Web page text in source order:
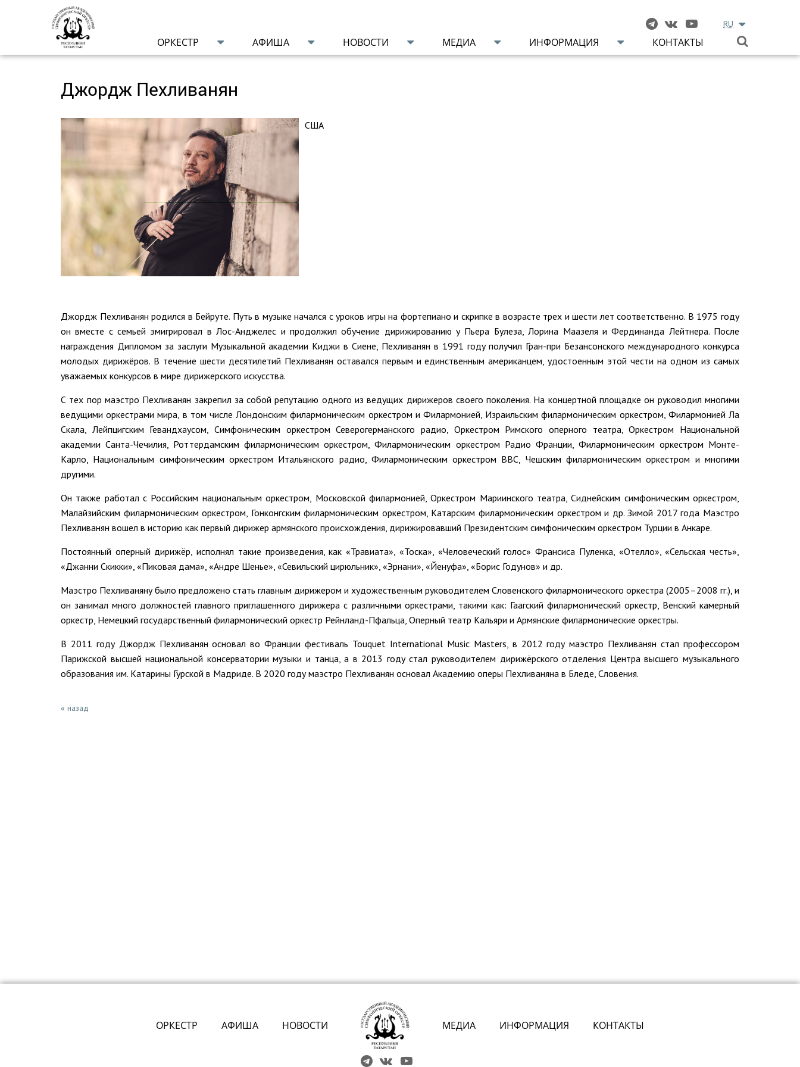
RU
ОРКЕСТР АФИША НОВОСТИ МЕДИА ИНФОРМАЦИЯ КОНТАКТЫ
Джордж Пехливанян
США
Джордж Пехливанян родился в Бейруте. Путь в музыке начался с уроков игры на фортепиано и скрипке в возрасте трех и шести лет соответственно. В 1975 году
он вместе с семьей эмигрировал в Лос-Анджелес и продолжил обучение дирижированию у Пьера Булеза, Лорина Маазеля и Фердинанда Лейтнера. После
награждения Дипломом за заслуги Музыкальной академии Киджи в Сиене, Пехливанян в 1991 году получил Гран-при Безансонского международного конкурса
молодых дирижёров. В течение шести десятилетий Пехливанян оставался первым и единственным американцем, удостоенным этой чести на одном из самых
уважаемых конкурсов в мире дирижерского искусства.
С тех пор маэстро Пехливанян закрепил за собой репутацию одного из ведущих дирижеров своего поколения. На концертной площадке он руководил многими
ведущими оркестрами мира, в том числе Лондонским филармоническим оркестром и Филармонией, Израильским филармоническим оркестром, Филармонией Ла
Скала, Лейпцигским Гевандхаусом, Симфоническим оркестром Северогерманского радио, Оркестром Римского оперного театра, Оркестром Национальной
академии Санта-Чечилия, Роттердамским филармоническим оркестром, Филармоническим оркестром Радио Франции, Филармоническим оркестром Монте-
Карло, Национальным симфоническим оркестром Итальянского радио, Филармоническим оркестром BBC, Чешским филармоническим оркестром и многими
другими.
Он также работал с Российским национальным оркестром, Московской филармонией, Оркестром Мариинского театра, Сиднейским симфоническим оркестром,
Малайзийским филармоническим оркестром, Гонконгским филармоническим оркестром, Катарским филармоническим оркестром и др. Зимой 2017 года Маэстро
Пехливанян вошел в историю как первый дирижер армянского происхождения, дирижировавший Президентским симфоническим оркестром Турции в Анкаре.
Постоянный оперный дирижёр, исполнял такие произведения, как «Травиата», «Тоска», «Человеческий голос» Франсиса Пуленка, «Отелло», «Сельская честь»,
«Джанни Скикки», «Пиковая дама», «Андре Шенье», «Севильский цирюльник», «Эрнани», «Йенуфа», «Борис Годунов» и др.
Маэстро Пехливаняну было предложено стать главным дирижером и художественным руководителем Словенского филармонического оркестра (2005–2008 гг.), и
он занимал много должностей главного приглашенного дирижера с различными оркестрами, такими как: Гаагский филармонический оркестр, Венский камерный
оркестр, Немецкий государственный филармонический оркестр Рейнланд-Пфальца, Оперный театр Кальяри и Армянские филармонические оркестры.
В 2011 году Джордж Пехливанян основал во Франции фестиваль Touquet International Music Masters, в 2012 году маэстро Пехливанян стал профессором
Парижской высшей национальной консерватории музыки и танца, а в 2013 году стал руководителем дирижёрского отделения Центра высшего музыкального
образования им. Катарины Гурской в Мадриде. В 2020 году маэстро Пехливанян основал Академию оперы Пехливаняна в Бледе, Словения.
« назад
ОРКЕСТР АФИША НОВОСТИ МЕДИА ИНФОРМАЦИЯ КОНТАКТЫ